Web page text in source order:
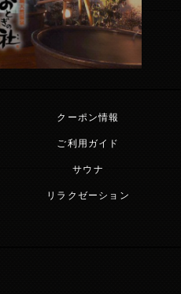
クーポン情報
ご利用ガイド
サウナ
リラクゼーション